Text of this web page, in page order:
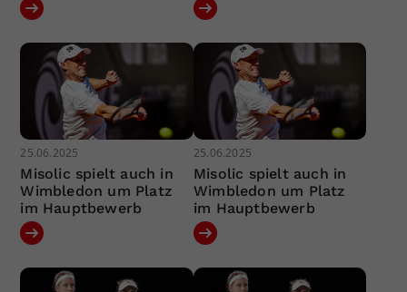
25.06.2025
Misolic spielt auch in
Wimbledon um Platz
im Hauptbewerb
25.06.2025
Misolic spielt auch in
Wimbledon um Platz
im Hauptbewerb